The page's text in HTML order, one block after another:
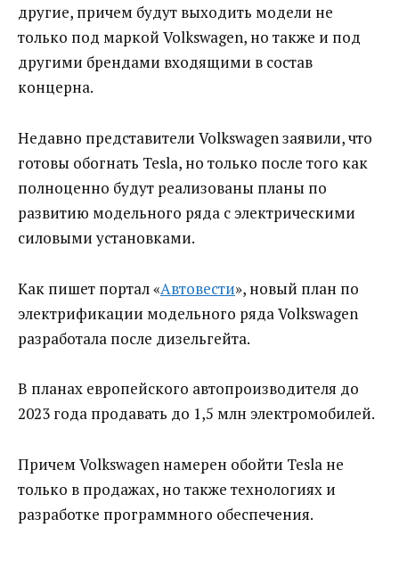
другие, причем будут выходить модели не
только под маркой Volkswagen, но также и под
другими брендами входящими в состав
концерна.
Недавно представители Volkswagen заявили, что
готовы обогнать Tesla, но только после того как
полноценно будут реализованы планы по
развитию модельного ряда с электрическими
силовыми установками.
Как пишет портал «Автовести», новый план по
электрификации модельного ряда Volkswagen
разработала после дизельгейта.
В планах европейского автопроизводителя до
2023 года продавать до 1,5 млн электромобилей.
Причем Volkswagen намерен обойти Tesla не
только в продажах, но также технологиях и
разработке программного обеспечения.